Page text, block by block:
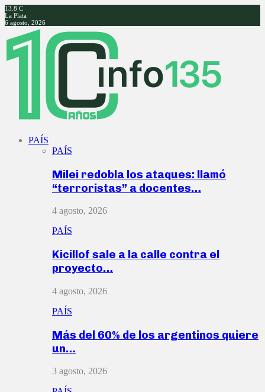
13.8 C
La Plata
6 agosto, 2026
Facebook
Twitter
Instagram
Youtube
PAÍS
PAÍS
Milei redobla los ataques: llamó
“terroristas” a docentes…
4 agosto, 2026
PAÍS
Kicillof sale a la calle contra el
proyecto…
4 agosto, 2026
PAÍS
Más del 60% de los argentinos quiere
un…
3 agosto, 2026